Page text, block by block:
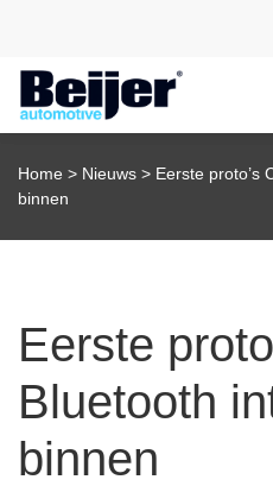
Home > Nieuws > Eerste proto’s
binnen
Eerste
Bluetooth
binnen